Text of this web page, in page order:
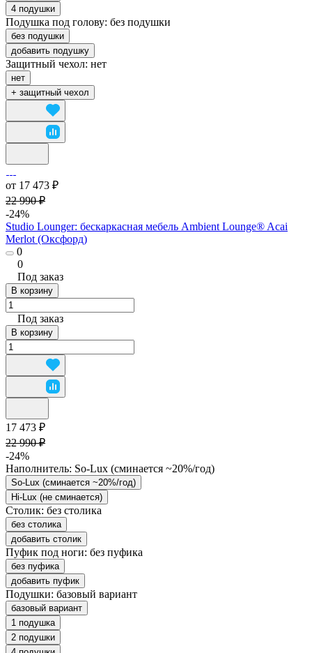
4 подушки
Подушка под голову: без подушки
без подушки
добавить подушку
Защитный чехол: нет
нет
+ защитный чехол
от 17 473 ₽
22 990 ₽
-24%
Studio Lounger: бескаркасная мебель Ambient Lounge® Acai
Merlot (Оксфорд)
0
0
Под заказ
В корзину
Под заказ
В корзину
17 473 ₽
22 990 ₽
-24%
Наполнитель: So-Lux (cминается ~20%/год)
So-Lux (cминается ~20%/год)
Hi-Lux (не сминается)
Столик: без столика
без столика
добавить столик
Пуфик под ноги: без пуфика
без пуфика
добавить пуфик
Подушки: базовый вариант
базовый вариант
1 подушка
2 подушки